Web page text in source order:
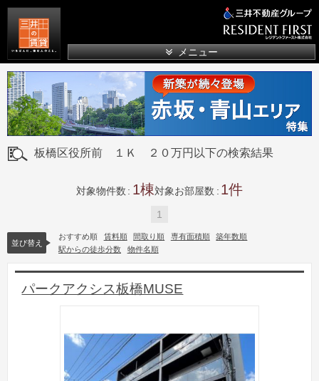
メニュー
板橋区役所前 １Ｋ ２０万円以下の検索結果
対象物件数 1 対象お部屋数 1
1
並び替え
おすすめ順 賃料順 間取り順 専有面積順
築年数順
駅からの徒歩分数
物件名順
パークアクシス板橋MUSE